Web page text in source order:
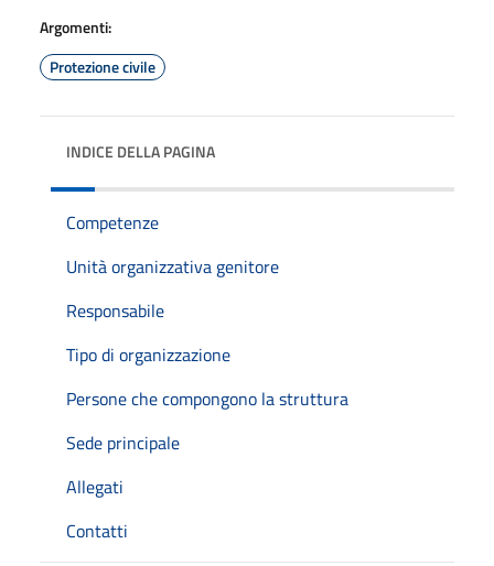
Argomenti:
Protezione civile
INDICE DELLA PAGINA
Competenze
Unità organizzativa genitore
Responsabile
Tipo di organizzazione
Persone che compongono la struttura
Sede principale
Allegati
Contatti